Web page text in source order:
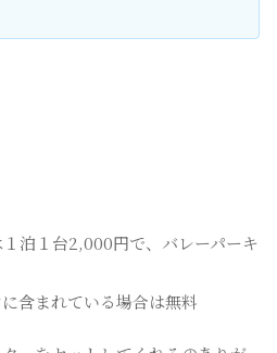
泊１台2,000円で、バレーパーキ
含まれている場合は無料